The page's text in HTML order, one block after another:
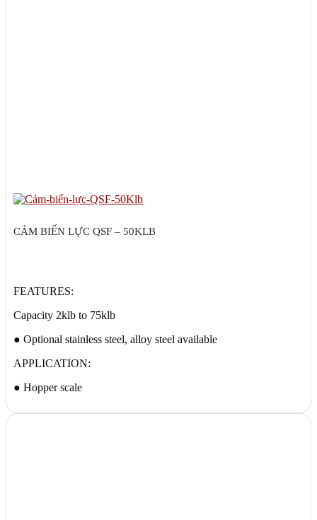
CẢM BIẾN LỰC QSF – 50KLB
FEATURES:
Capacity 2klb to 75klb
● Optional stainless steel, alloy steel available
APPLICATION:
● Hopper scale